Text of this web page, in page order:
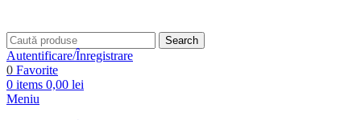
Search
Autentificare/Înregistrare
0 Favorite
0 items 0,00 lei
Meniu